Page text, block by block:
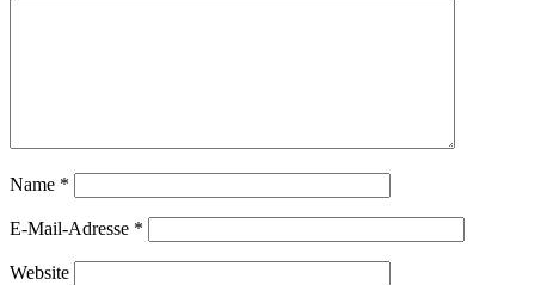
Name *
E-Mail-Adresse *
Website